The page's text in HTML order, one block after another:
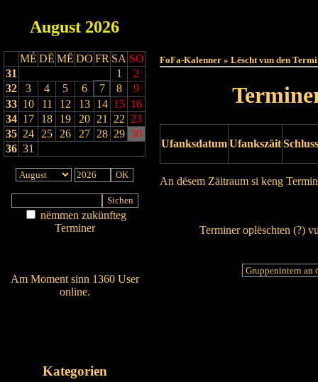
August 2026
MÉ DË MË DO FR SA SO
31
1
2
32
3 4 5 6 7 8
9
33 10 11 12 13 14 15 16
34 17 18 19 20 21 22 23
35 24 25 26 27 28 29 30
36 31
nëmmen zukünfteg
Terminer
Am Moment sinn 1360 User
online.
Kategorien
FoFa-Kalenner » Lëscht vun den
UfanksdatumUfankszäit
An dësem Zäitraum si keng
Terminer oplëschten (?)